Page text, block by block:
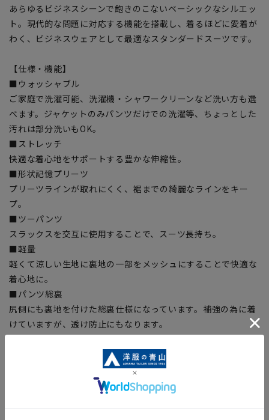
あらゆるビジネスシーンで飽きのこないベーシックなシルエッ
ト。現代的な問題に対応する機能を搭載し、着るほどに愛着が
わく、ビジネスウェアとして最適なスタンダードスーツです。
【仕様・機能】
■ウォッシャブル
ご家庭で洗濯可能、洗濯機・シャワークリーンなど洗い方も選
べます。ジャケットのみパンツだけでの洗濯等、ちょっとした
汚れは部分洗いもOK。
■ストレッチ
快適な着心地をサポートする豊かな伸縮性。
■形状記憶プリーツ
プリーツラインが取れにくく、裾までの綺麗なラインをキー
プ。
■ツーパンツ
スラックスを交互に使用することで、スーツ長持ち。
■軽量
軽くて涼しい生地に裏地の一部をメッシュにすることで快適な
着心地に。
■パンツ総裏
尻側にも裏地を付けた総裏仕様になっています。補強の為に着
けていますが、透け防止にもなります。
■Plastics Smart
この商品はリサイクル原料を使用し、プラスチック・スマート
■ECOBLUE(100%リサイクルポリエステル)